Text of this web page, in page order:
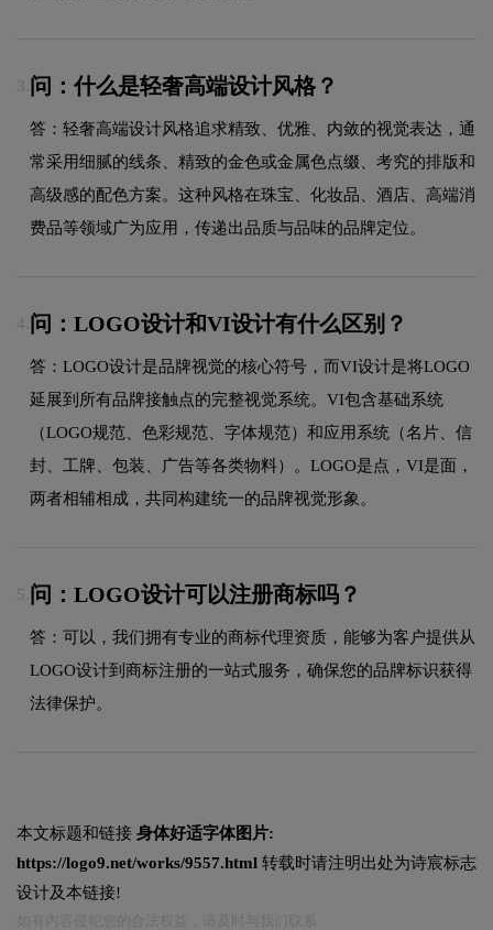
3. 问：什么是轻奢高端设计风格？
答：轻奢高端设计风格追求精致、优雅、内敛的视觉表达，通
常采用细腻的线条、精致的金色或金属色点缀、考究的排版和
高级感的配色方案。这种风格在珠宝、化妆品、酒店、高端消
费品等领域广为应用，传递出品质与品味的品牌定位。
4. 问：LOGO设计和VI设计有什么区别？
答：LOGO设计是品牌视觉的核心符号，而VI设计是将LOGO
延展到所有品牌接触点的完整视觉系统。VI包含基础系统
（LOGO规范、色彩规范、字体规范）和应用系统（名片、信
封、工牌、包装、广告等各类物料）。LOGO是点，VI是面，
两者相辅相成，共同构建统一的品牌视觉形象。
5. 问：LOGO设计可以注册商标吗？
答：可以，我们拥有专业的商标代理资质，能够为客户提供从
LOGO设计到商标注册的一站式服务，确保您的品牌标识获得
法律保护。
本文标题和链接 身体好适字体图片:
https://logo9.net/works/9557.html 转载时请注明出处为诗宸标志
设计及本链接!